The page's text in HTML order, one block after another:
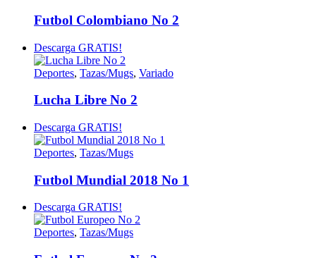
Futbol Colombiano No 2
Descarga GRATIS!
Deportes, Tazas/Mugs, Variado
Lucha Libre No 2
Descarga GRATIS!
Deportes, Tazas/Mugs
Futbol Mundial 2018 No 1
Descarga GRATIS!
Deportes, Tazas/Mugs